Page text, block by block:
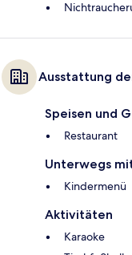
Ausstattung
Speisen und
Restaurant
Unterwegs
Kindermenü
Aktivitäten
Karaoke